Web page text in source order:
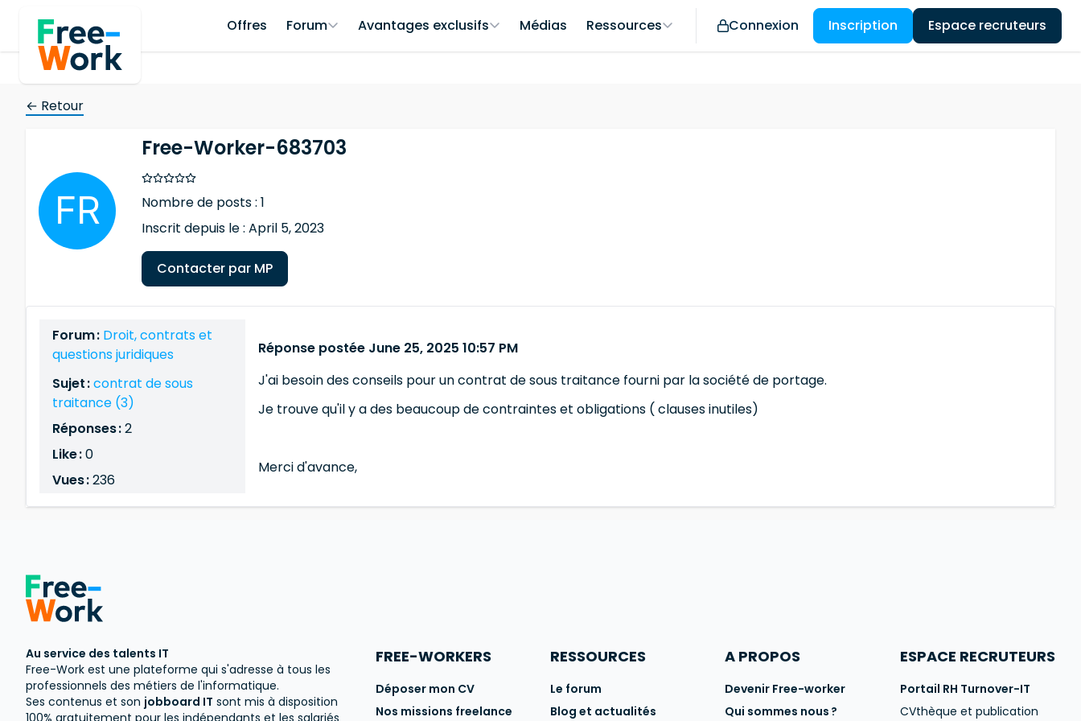
Offres Forum Avantages exclusifs Médias Ressources Connexion Inscription Espace recruteurs
← Retour
Free-Worker-683703
Nombre de posts : 1
Inscrit depuis le : April 5, 2023
Contacter par MP
Forum : Droit, contrats et
questions juridiques
Sujet :contrat de sous
traitance (3)
Réponses :2
Like :0
Vues :236
Réponse postée June 25, 2025 10:57 PM
J'ai besoin des conseils pour un contrat de sous traitance fourni par la société de portage.
Je trouve qu'il y a des beaucoup de contraintes et obligations ( clauses inutiles)
Merci d'avance,
Au service des talents IT
Free-Work est une plateforme qui s'adresse à tous les
professionnels des métiers de l'informatique.
Ses contenus et son jobboard IT sont mis à disposition
100% gratuitement pour les indépendants et les salariés
FREE-WORKERS
Déposer mon CV
Nos missions freelance
RESSOURCES
Le forum
Blog et actualités
A PROPOS
Devenir Free-worker
Qui sommes nous ?
ESPACE RECRUTEURS
Portail RH Turnover-IT
CVthèque et publication